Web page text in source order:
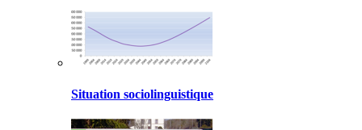
Situation sociolinguistique